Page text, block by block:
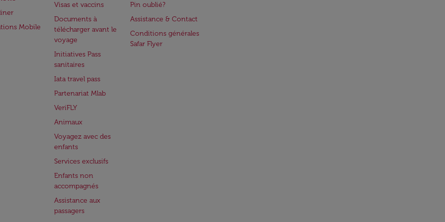
Mobile
Visas et vaccins
Documents à
télécharger avant le
voyage
Initiatives Pass
sanitaires
Iata travel pass
Partenariat Mlab
VeriFLY
Animaux
Voyagez avec des
enfants
Services exclusifs
Enfants non
accompagnés
Assistance aux
passagers
Pin oublié?
Assistance & Contact
Conditions générales
Safar Flyer